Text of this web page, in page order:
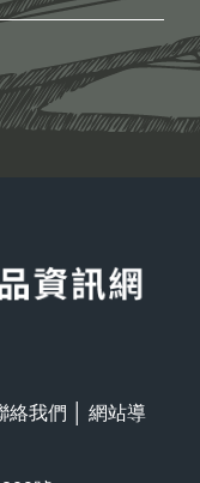
絡我們
網站導